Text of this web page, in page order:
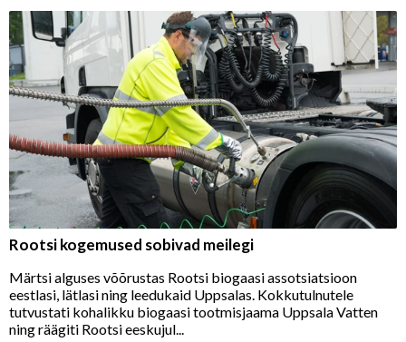
Rootsi kogemused sobivad meilegi
Märtsi alguses võõrustas Rootsi biogaasi assotsiatsioon
eestlasi, lätlasi ning leedukaid Uppsalas. Kokkutulnutele
tutvustati kohalikku biogaasi tootmisjaama Uppsala Vatten
ning räägiti Rootsi eeskujul...